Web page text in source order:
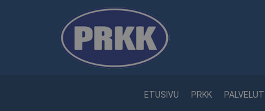
ETUSIVU PRKK PALVELUT